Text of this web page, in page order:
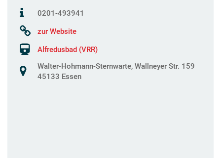
0201-493941
zur Website
Alfredusbad (VRR)
Walter-Hohmann-Sternwarte, Wallneyer Str. 159
45133 Essen